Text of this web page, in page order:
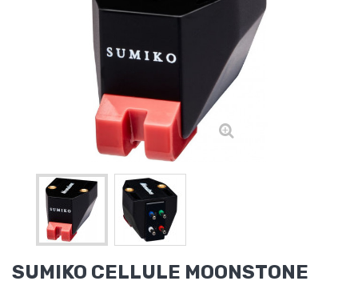
SUMIKO CELLULE MOONSTONE